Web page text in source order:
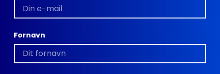
Fornavn